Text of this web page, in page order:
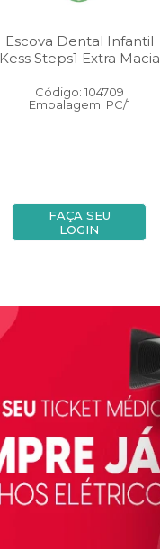
Escova Dental Infantil
Kess Steps1 Extra Macia
Código: 104709
Embalagem: PC/1
FAÇA SEU
LOGIN